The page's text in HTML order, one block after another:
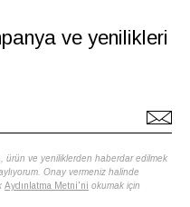
ve yenilikleri
ürün ve yeniliklerden haberdar edilmek
Onay vermeniz halinde
Aydınlatma Metni'ni okumak için